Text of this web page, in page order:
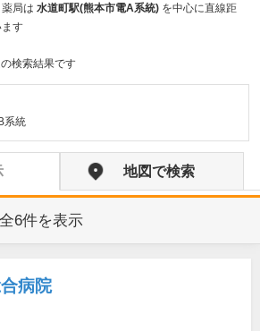
局は 水道町駅(熊本市電A系統) を中心に直線距
す
検索結果です
系統
地図で検索
6件を表示
病院